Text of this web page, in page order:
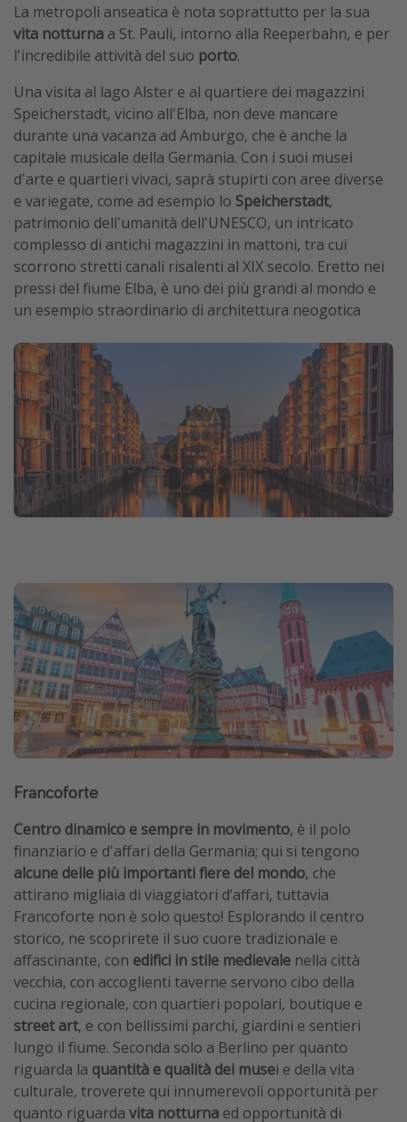
La metropoli anseatica è nota soprattutto per la sua
vita notturna a St. Pauli, intorno alla Reeperbahn, e per
l'incredibile attività del suo porto.
Una visita al lago Alster e al quartiere dei magazzini
Speicherstadt, vicino all'Elba, non deve mancare
durante una vacanza ad Amburgo, che è anche la
capitale musicale della Germania. Con i suoi musei
d'arte e quartieri vivaci, saprà stupirti con aree diverse
e variegate, come ad esempio lo Speicherstadt,
patrimonio dell'umanità dell'UNESCO, un intricato
complesso di antichi magazzini in mattoni, tra cui
scorrono stretti canali risalenti al XIX secolo. Eretto nei
pressi del fiume Elba, è uno dei più grandi al mondo e
un esempio straordinario di architettura neogotica
Francoforte
Centro dinamico e sempre in movimento, è il polo
finanziario e d'affari della Germania; qui si tengono
alcune delle più importanti fiere del mondo, che
attirano migliaia di viaggiatori d’affari, tuttavia
Francoforte non è solo questo! Esplorando il centro
storico, ne scoprirete il suo cuore tradizionale e
affascinante, con edifici in stile medievale nella città
vecchia, con accoglienti taverne servono cibo della
cucina regionale, con quartieri popolari, boutique e
street art, e con bellissimi parchi, giardini e sentieri
lungo il fiume. Seconda solo a Berlino per quanto
riguarda la quantità e qualità dei musei e della vita
culturale, troverete qui innumerevoli opportunità per
quanto riguarda vita notturna ed opportunità di